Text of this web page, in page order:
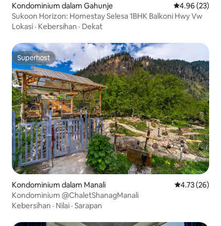
Kondominium dalam Gahunje Penarafan
4.96 (23)
Sukoon Horizon: Homestay Selesa 1BHK Balkoni Hwy Vw
Lokasi · Kebersihan · Dekat
Superhost
Superhost
Kondominium dalam Manali Penarafan
4.73 (26)
Kondominium @ChaletShanagManali
Kebersihan · Nilai · Sarapan